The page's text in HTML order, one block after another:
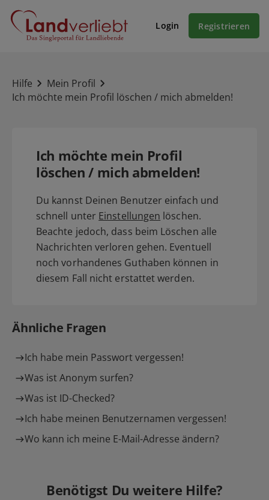
Login Registrieren
Hilfe
Mein Profil
Ich möchte mein Profil löschen / mich abmelden!
Ich möchte mein Profil
löschen / mich abmelden!
Du kannst Deinen Benutzer einfach und
schnell unter Einstellungen löschen.
Beachte jedoch, dass beim Löschen alle
Nachrichten verloren gehen. Eventuell
noch vorhandenes Guthaben können in
diesem Fall nicht erstattet werden.
Ähnliche Fragen
Ich habe mein Passwort vergessen!
Was ist Anonym surfen?
Was ist ID-Checked?
Ich habe meinen Benutzernamen vergessen!
Wo kann ich meine E-Mail-Adresse ändern?
Benötigst Du weitere Hilfe?